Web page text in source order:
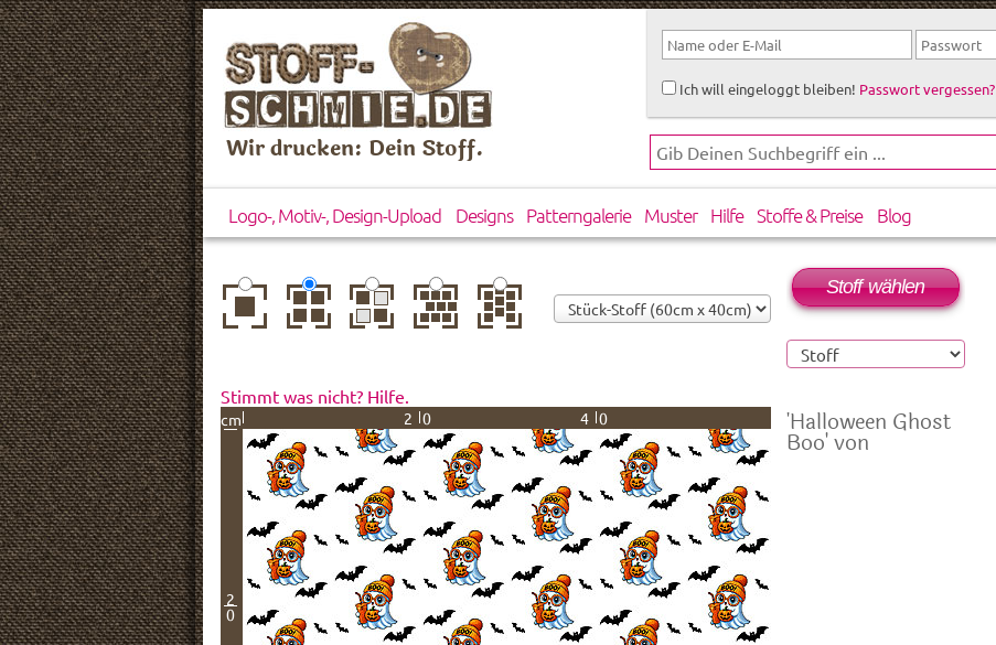
Wir drucken: Dein Stoff.
Ich will eingeloggt bleiben! Passwort vergessen?
Logo-, Motiv-, Design-Upload Designs Patterngalerie Muster Hilfe Stoffe & Preise Blog
zentriert
einfach
wiederholt
gespiegelthorizontal
versetzt
vertikal
versetzt
Stimmt was nicht? Hilfe.
cm 20 40
2
0
Stoff wählen
'Halloween Ghost
Boo' von